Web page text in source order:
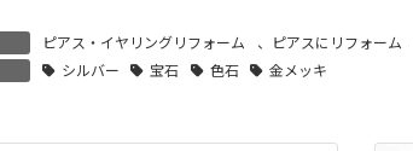
ピアス・イヤリングリフォーム 、 ピアスにリフォーム
シルバー 宝石 色石 金メッキ